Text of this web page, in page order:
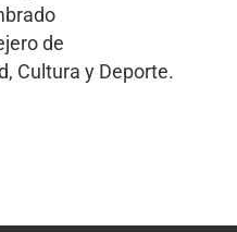
de
Cultura y Deporte.